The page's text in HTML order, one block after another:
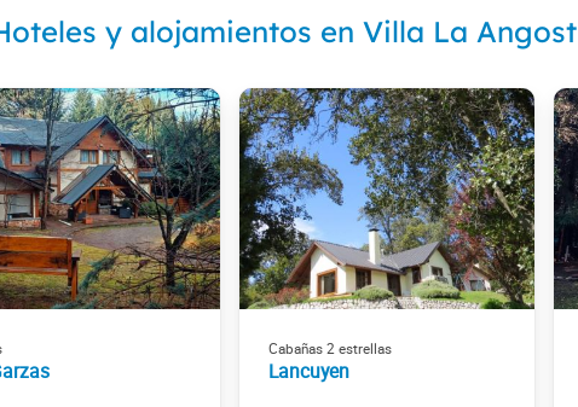
y alojamientos en Villa La
Cabañas 2 estrellas
Lancuyen